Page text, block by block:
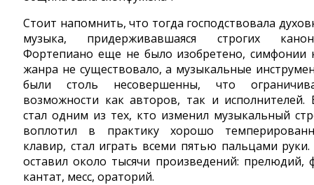
Стоит напомнить, что тогда господствовала
музыка, придерживавшаяся строгих
Фортепиано еще не было изобретено, симфонии
жанра не существовало, а музыкальные
были столь несовершенны, что
возможности как авторов, так и иcполнителей.
стал одним из тех, кто изменил музыкальный
воплотил в практику хорошо
клавир, стал играть всеми пятью пальцами
оставил около тысячи произведений: прелюдий,
кантат, месс, ораторий.